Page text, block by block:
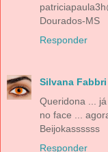
Dourados-MS
Responder
Silvana Fabbri
Queridona ...
no face ...
Beijokassssss
Responder